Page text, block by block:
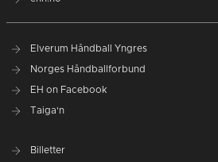
Elverum Håndball Yngres
Norges Håndballforbund
EH on Facebook
Taiga'n
Billetter